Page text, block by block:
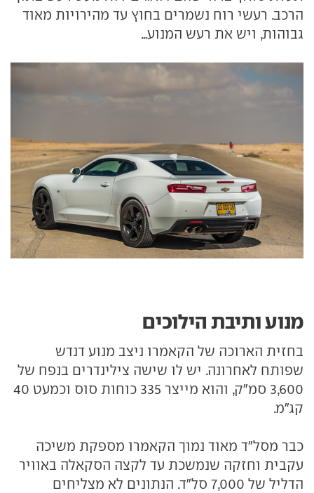
הרכב. רעשי רוח נשמרים בחוץ עד מהירויות מאוד
גבוהות, ויש את רעש המנוע...
מנוע ותיבת הילוכים
בחזית הארוכה של הקאמרו ניצב מנוע דנדש
שפותח לאחרונה. יש לו שישה צילינדרים בנפח של
3,600 סמ"ק, והוא מייצר 335 כוחות סוס וכמעט 40
קג"מ.
כבר מסל"ד מאוד נמוך הקאמרו מספקת משיכה
עקבית וחזקה שנמשכת עד לקצה הסקאלה באוויר
הדליל של 7,000 סל"ד. הנתונים לא מצליחים